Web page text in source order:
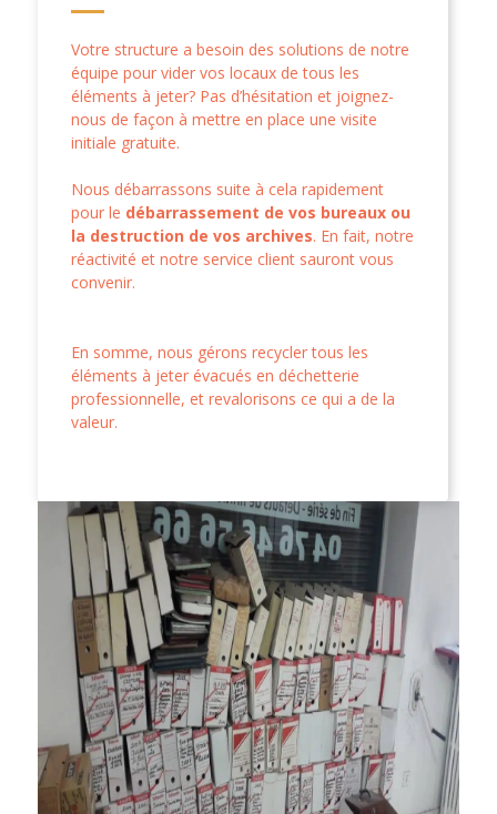
Votre structure a besoin des solutions de notre
équipe pour vider vos locaux de tous les
éléments à jeter? Pas d’hésitation et joignez-
nous de façon à mettre en place une visite
initiale gratuite.
Nous débarrassons suite à cela rapidement
pour le débarrassement de vos bureaux ou
la destruction de vos archives. En fait, notre
réactivité et notre service client sauront vous
convenir.
En somme, nous gérons recycler tous les
éléments à jeter évacués en déchetterie
professionnelle, et revalorisons ce qui a de la
valeur.